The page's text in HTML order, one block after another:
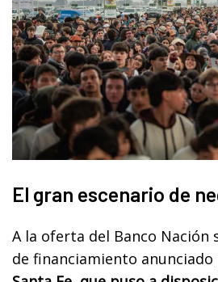
El gran escenario de
A la oferta del Banco Nación
de financiamiento anunciado